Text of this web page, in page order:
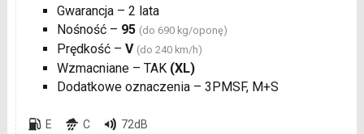
Gwarancja – 2 lata
Nośność – 95 (do 690 kg/oponę)
Prędkość – V (do 240 km/h)
Wzmacniane – TAK (XL)
Dodatkowe oznaczenia – 3PMSF, M+S
E C 72dB